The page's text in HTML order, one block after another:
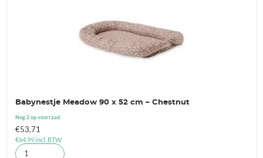
Babynestje Meadow 90 x 52 cm – Chestnut
Nog 2 op voorraad.
€53,71
€64,99incl. BTW